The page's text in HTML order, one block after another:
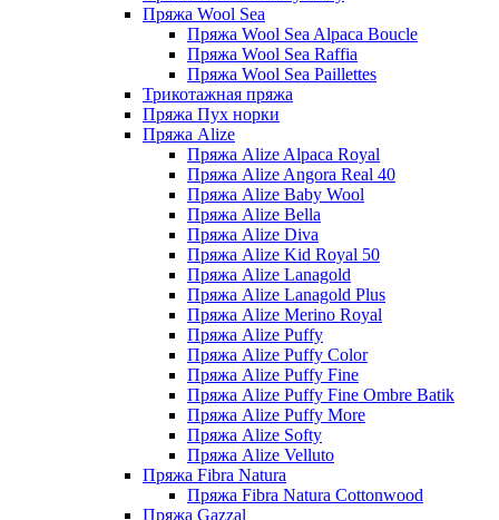
Пряжа Wool Sea
Пряжа Wool Sea Alpaca Boucle
Пряжа Wool Sea Raffia
Пряжа Wool Sea Paillettes
Трикотажная пряжа
Пряжа Пух норки
Пряжа Alize
Пряжа Alize Alpaca Royal
Пряжа Alize Angora Real 40
Пряжа Alize Baby Wool
Пряжа Alize Bella
Пряжа Alize Diva
Пряжа Alize Kid Royal 50
Пряжа Alize Lanagold
Пряжа Alize Lanagold Plus
Пряжа Alize Merino Royal
Пряжа Alize Puffy
Пряжа Alize Puffy Color
Пряжа Alize Puffy Fine
Пряжа Alize Puffy Fine Ombre Batik
Пряжа Alize Puffy More
Пряжа Alize Softy
Пряжа Alize Velluto
Пряжа Fibra Natura
Пряжа Fibra Natura Cottonwood
Пряжа Gazzal